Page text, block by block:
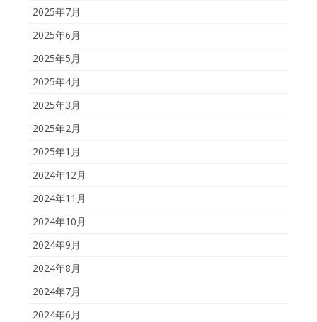
2025年7月
2025年6月
2025年5月
2025年4月
2025年3月
2025年2月
2025年1月
2024年12月
2024年11月
2024年10月
2024年9月
2024年8月
2024年7月
2024年6月